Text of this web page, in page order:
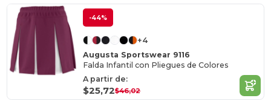
-44%
+4
Augusta Sportswear 9116
Falda Infantil con Pliegues de Colores
A partir de:
$25,72$46,02